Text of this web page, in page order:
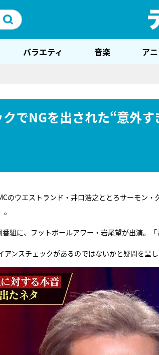
バラエティ 音楽 ア
でNGを出された“意外
のウエストランド・井口浩之ととろサーモン
。
組に、フットボールアワー・岩尾望が出演。
ンスチェックがあるのではないかと疑問を呈し